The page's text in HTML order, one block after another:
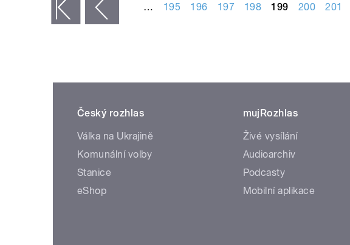
‹ předchozí … 195 196 197 198 199 200 201
Český rozhlas
Válka na Ukrajině
Komunální volby
Stanice
eShop
mujRozhlas
Živé vysílání
Audioarchiv
Podcasty
Mobilní aplikace